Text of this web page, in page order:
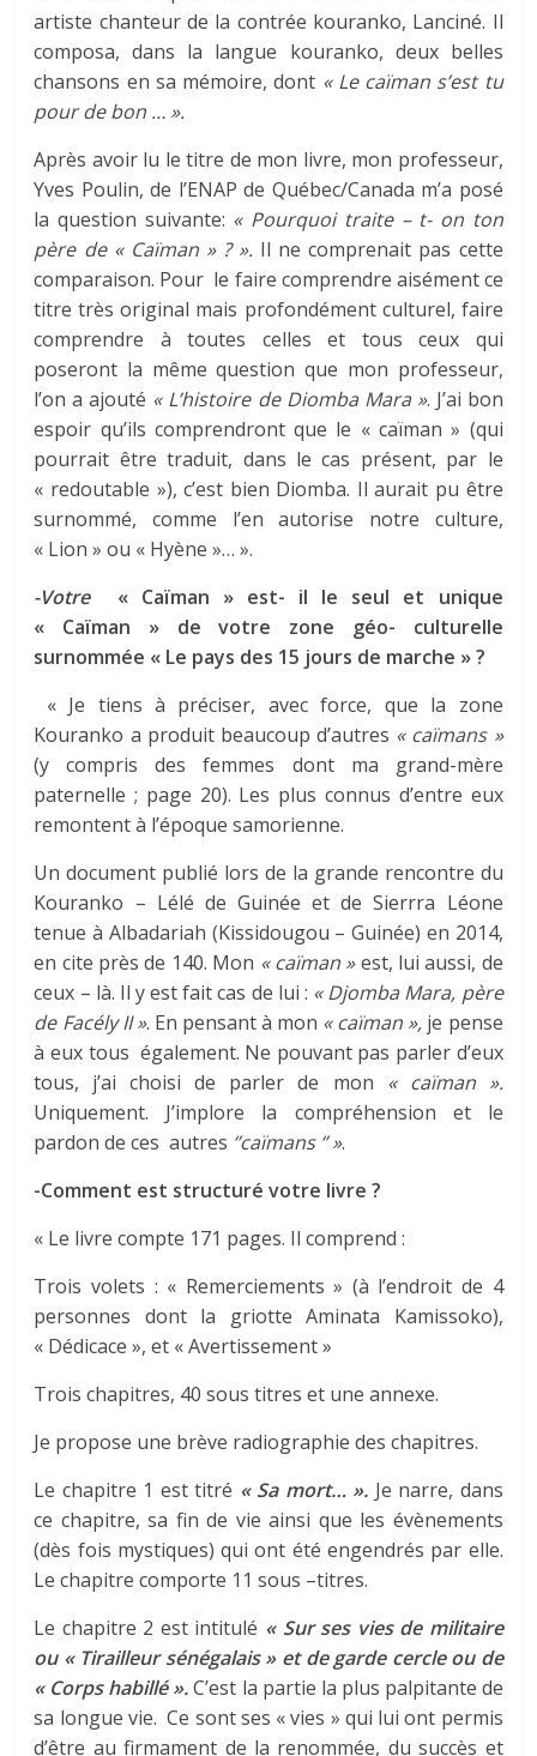
artiste chanteur de la contrée kouranko, Lanciné. Il
composa, dans la langue kouranko, deux belles
chansons en sa mémoire, dont « Le caïman s’est tu
pour de bon … ».
Après avoir lu le titre de mon livre, mon professeur,
Yves Poulin, de l’ENAP de Québec/Canada m’a posé
la question suivante: « Pourquoi traite – t- on ton
père de « Caïman » ? ». Il ne comprenait pas cette
comparaison. Pour le faire comprendre aisément ce
titre très original mais profondément culturel, faire
comprendre à toutes celles et tous ceux qui
poseront la même question que mon professeur,
l’on a ajouté « L’histoire de Diomba Mara ». J’ai bon
espoir qu’ils comprendront que le « caïman » (qui
pourrait être traduit, dans le cas présent, par le
« redoutable »), c’est bien Diomba. Il aurait pu être
surnommé, comme l’en autorise notre culture,
« Lion » ou « Hyène »… ».
-Votre
« Caïman » est- il le seul et unique
« Caïman » de votre zone géo- culturelle
surnommée « Le pays des 15 jours de marche » ?
« Je tiens à préciser, avec force, que la zone
Kouranko a produit beaucoup d’autres « caïmans »
(y compris des femmes dont ma grand-mère
paternelle ; page 20). Les plus connus d’entre eux
remontent à l’époque samorienne.
Un document publié lors de la grande rencontre du
Kouranko – Lélé de Guinée et de Sierrra Léone
tenue à Albadariah (Kissidougou – Guinée) en 2014,
en cite près de 140. Mon « caïman »est, lui aussi, de
ceux – là. Il y est fait cas de lui : « Djomba Mara, père
de Facély II ». En pensant à mon « caïman », je pense
à eux tous également. Ne pouvant pas parler d’eux
tous, j’ai choisi de parler de mon « caïman ».
Uniquement. J’implore la compréhension et le
pardon de ces autres ‘’caïmans ‘’ ».
-Comment est structuré votre livre ?
« Le livre compte 171 pages. Il comprend :
Trois volets : « Remerciements » (à l’endroit de 4
personnes dont la griotte Aminata Kamissoko),
« Dédicace », et « Avertissement »
Trois chapitres, 40 sous titres et une annexe.
Je propose une brève radiographie des chapitres.
Le chapitre 1 est titré « Sa mort… ». Je narre, dans
ce chapitre, sa fin de vie ainsi que les évènements
(dès fois mystiques) qui ont été engendrés par elle.
Le chapitre comporte 11 sous –titres.
Le chapitre 2 est intitulé « Sur ses vies de militaire
ou « Tirailleur sénégalais » et de garde cercle ou de
« Corps habillé ».C’est la partie la plus palpitante de
sa longue vie. Ce sont ses « vies » qui lui ont permis
d’être au firmament de la renommée, du succès et